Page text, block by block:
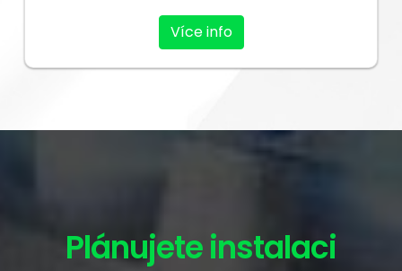
Více info
Plánujete instalaci